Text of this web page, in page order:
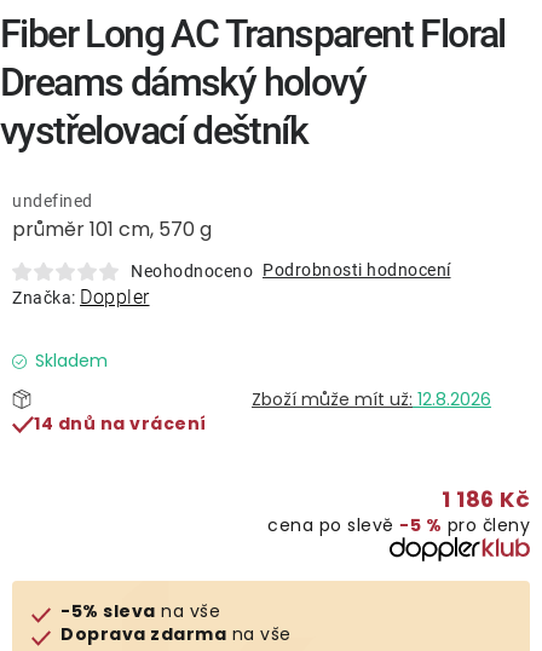
Lavice a houpačky
Doplňky
Deštníky
Klub výhod
průměr 101 cm, 570 g
undefined
Neohodnoceno Podrobnosti hodnocení
Značka: Doppler
Skladem
12.8.2026
14 dnů na vrácení
1 186 Kč
cena po slevě −5 % pro členy
-5% sleva na vše
Doprava zdarma na vše
Fiber Long AC Transparent Floral
Dreams dámský holový
vystřelovací deštník